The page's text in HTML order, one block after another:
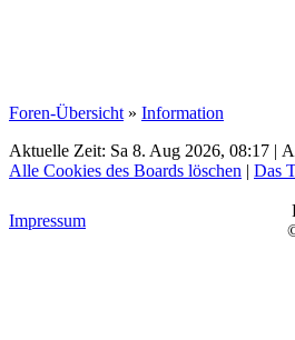
Foren-Übersicht » Information
Aktuelle Zeit: Sa 8. Aug 2026, 08:17 |
Alle Cookies des Boards löschen | Das
Impressum